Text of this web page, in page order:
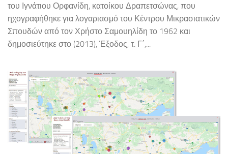
του Ιγνάτιου Ορφανίδη, κατοίκου Δραπετσώνας, που
ηχογραφήθηκε για λογαριασμό του Κέντρου Μικρασιατικών
Σπουδών από τον Χρήστο Σαμουηλίδη το 1962 και
δημοσιεύτηκε στο (2013), Έξοδος, τ. Γ΄,...